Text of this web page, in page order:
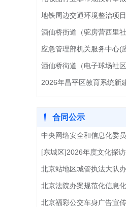
地铁周边交通环境整治项
合同公示
北京站地区城管执法大队
北京法院办案规范化信息
北京福彩公交车身广告宣